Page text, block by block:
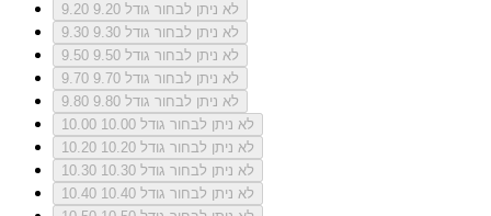
9.20
לא ניתן לבחור גודל 9.20
9.30
לא ניתן לבחור גודל 9.30
9.50
לא ניתן לבחור גודל 9.50
9.70
לא ניתן לבחור גודל 9.70
9.80
לא ניתן לבחור גודל 9.80
10.00
לא ניתן לבחור גודל 10.00
10.20
לא ניתן לבחור גודל 10.20
10.30
לא ניתן לבחור גודל 10.30
10.40
לא ניתן לבחור גודל 10.40